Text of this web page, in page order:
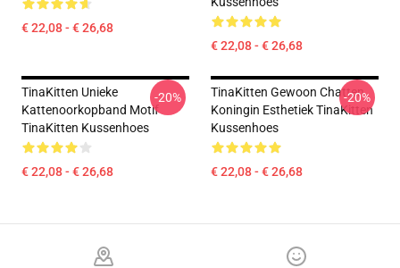
€ 22,08 - € 26,68
€ 22,08 - € 26,68
TinaKitten Unieke
Kattenoorkopband Motif
TinaKitten Kussenhoes
€ 22,08 - € 26,68
-20%
TinaKitten Gewoon Chatten
Koningin Esthetiek TinaKitten
Kussenhoes
€ 22,08 - € 26,68
-20%